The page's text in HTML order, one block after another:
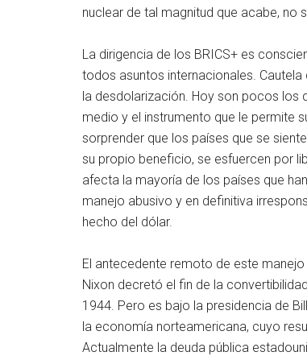
nuclear de tal magnitud que acabe, no
La dirigencia de los BRICS+ es
todos asuntos internacionales.
la desdolarización. Hoy son pocos los
medio y el instrumento que le permite
sorprender que los países que se
su propio beneficio, se esfuercen por
afecta la mayoría de los países que
manejo abusivo y en definitiva
hecho del dólar.
El antecedente remoto de este
Nixon decretó el fin de la
1944. Pero es bajo la presidencia de
la economía norteamericana, cuyo
Actualmente la deuda pública